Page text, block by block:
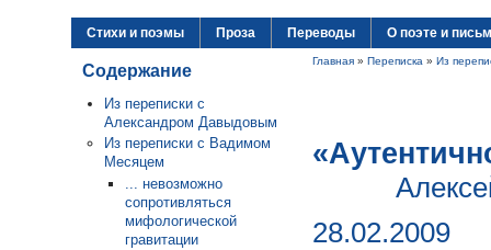
Стихи и поэмы Проза Переводы О поэте и
Содержание
Из переписки с
Александром Давыдовым
Из переписки с Вадимом
Месяцем
... невозможно
сопротивляться
мифологической
гравитации
Главная » Переписка » Из
28.02.2009